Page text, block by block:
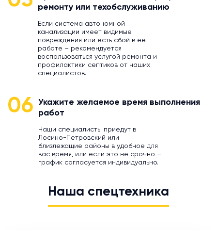
ремонту или техобслуживанию
Если система автономной
канализации имеет видимые
повреждения или есть сбой в ее
работе – рекомендуется
воспользоваться услугой ремонта и
профилактики септиков от наших
специалистов.
06
Укажите желаемое время выполнения
работ
Наши специалисты приедут в
Лосино-Петровский или
близлежащие районы в удобное для
вас время, или если это не срочно –
график согласуется индивидуально.
Наша спецтехника